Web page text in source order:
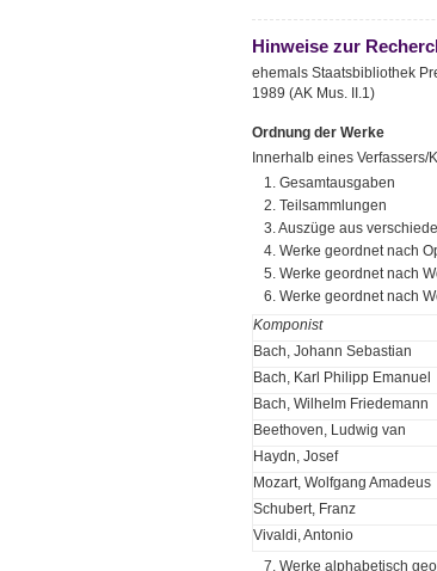
Hinweise zur
ehemals Staatsbibliothek
1989 (AK Mus. II.1)
Ordnung der Werke
Innerhalb eines Verfassers/
1. Gesamtausgaben
2. Teilsammlungen
3. Auszüge aus
4. Werke geordnet nach
5. Werke geordnet nach
6. Werke geordnet nach
Komponist
Bach, Johann Sebastian
Bach, Karl Philipp Emanuel
Bach, Wilhelm Friedemann
Beethoven, Ludwig van
Haydn, Josef
Mozart, Wolfgang Amadeus
Schubert, Franz
Vivaldi, Antonio
7. Werke alphabetisch